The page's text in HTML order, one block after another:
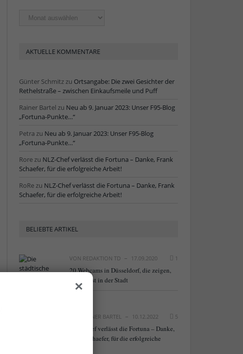
Ältere
AKTUELLE KOMMENTARE
Günter Schmitzzu Ortsangabe: Die zwei Gesichter der
Rethelstraße – zwischen Einkaufsmeile und Puff
Rainer Bartel zu Neu ab 9. Januar 2023: Unser F95-Blog
„Fortuna-Punkte…“
Petra zu Neu ab 9. Januar 2023: Unser F95-Blog
„Fortuna-Punkte…“
Rorezu NLZ-Chef verlässt die Fortuna – Danke, Frank
Schaefer, für die erfolgreiche Arbeit!
RoRezu NLZ-Chef verlässt die Fortuna – Danke, Frank
Schaefer, für die erfolgreiche Arbeit!
BELIEBTE ARTIKEL
VON REDAKTION TD 17.09.2020 1
20 Webcams in Düsseldorf, die zeigen,
was los ist in der Stadt
RAINER BARTEL 10.12.2022 5
NLZ-Chef verlässt die Fortuna – Danke,
Frank Schaefer, für die erfolgreiche
×